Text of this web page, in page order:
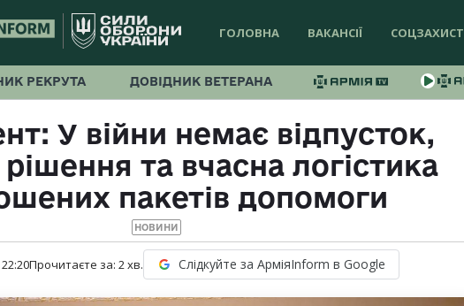
ГОЛОВНА ВАКАНСІЇ СОЦЗАХИСТ
РЕКРУТА ДОВІДНИК ВЕТЕРАНА
У війни немає відпусток,
рішення та вчасна логістика
пакетів допомоги
НОВИНИ
Прочитаєте за: 2хв. Слідкуйте за АрміяInform в Google